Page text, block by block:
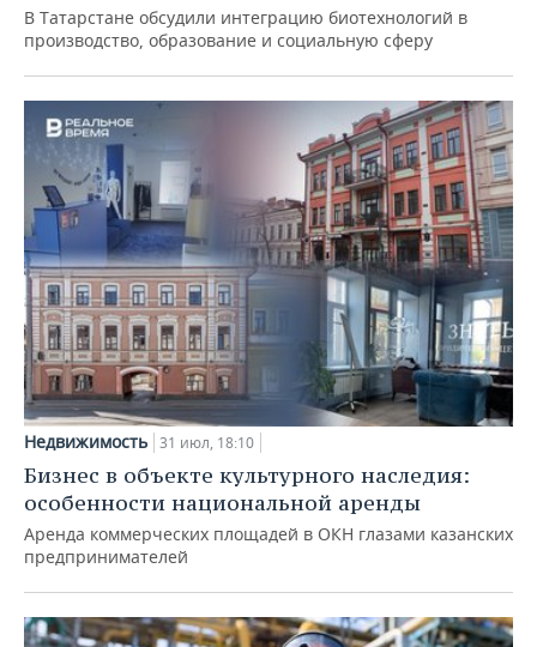
В Татарстане обсудили интеграцию биотехнологий в
производство, образование и социальную сферу
Недвижимость 31 июл, 18:10
Бизнес в объекте культурного наследия:
особенности национальной аренды
Аренда коммерческих площадей в ОКН глазами казанских
предпринимателей